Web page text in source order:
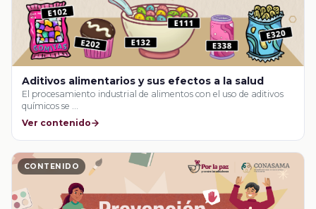
Aditivos alimentarios y sus efectos a la salud
El procesamiento industrial de alimentos con el uso de aditivos
químicos se …
Ver contenido
CONTENIDO